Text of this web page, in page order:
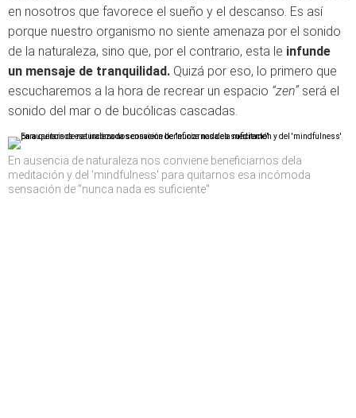
en nosotros que favorece el sueño y el descanso. Es así
porque nuestro organismo no siente amenaza por el sonido
de la naturaleza, sino que, por el contrario, esta le infunde
un mensaje de tranquilidad. Quizá por eso, lo primero que
escucharemos a la hora de recrear un espacio “zen”será el
sonido del mar o de bucólicas cascadas.
En ausencia de naturaleza nos conviene beneficiarnos dela
meditación y del 'mindfulness' para quitarnos esa incómoda
sensación de "nunca nada es suficiente"